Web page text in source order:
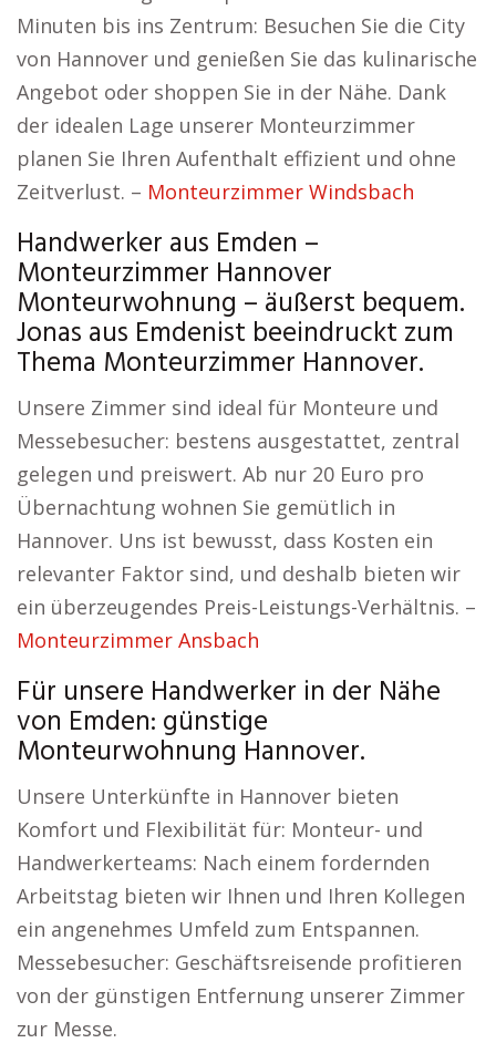
Minuten bis ins Zentrum: Besuchen Sie die City
von Hannover und genießen Sie das kulinarische
Angebot oder shoppen Sie in der Nähe. Dank
der idealen Lage unserer Monteurzimmer
planen Sie Ihren Aufenthalt effizient und ohne
Zeitverlust. – Monteurzimmer Windsbach
Handwerker aus Emden –
Monteurzimmer Hannover
Monteurwohnung – äußerst bequem.
Jonas aus Emdenist beeindruckt zum
Thema Monteurzimmer Hannover.
Unsere Zimmer sind ideal für Monteure und
Messebesucher: bestens ausgestattet, zentral
gelegen und preiswert. Ab nur 20 Euro pro
Übernachtung wohnen Sie gemütlich in
Hannover. Uns ist bewusst, dass Kosten ein
relevanter Faktor sind, und deshalb bieten wir
ein überzeugendes Preis-Leistungs-Verhältnis. –
Monteurzimmer Ansbach
Für unsere Handwerker in der Nähe
von Emden: günstige
Monteurwohnung Hannover.
Unsere Unterkünfte in Hannover bieten
Komfort und Flexibilität für: Monteur- und
Handwerkerteams: Nach einem fordernden
Arbeitstag bieten wir Ihnen und Ihren Kollegen
ein angenehmes Umfeld zum Entspannen.
Messebesucher: Geschäftsreisende profitieren
von der günstigen Entfernung unserer Zimmer
zur Messe.